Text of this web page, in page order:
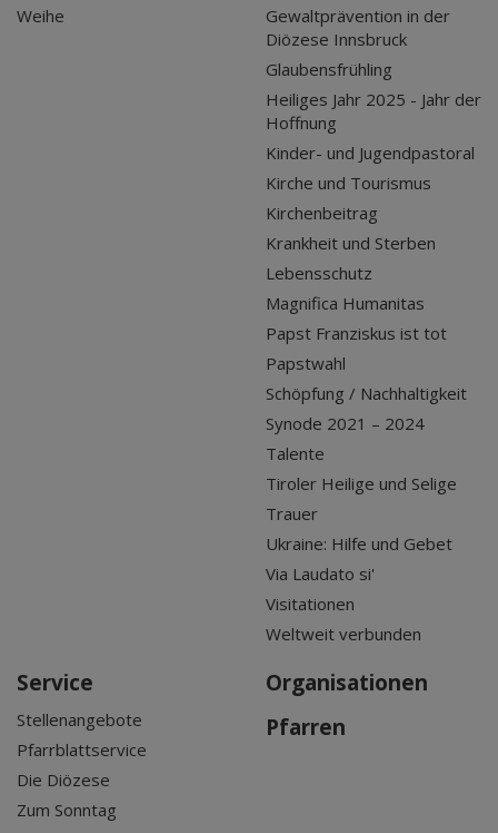
Weihe
Gewaltprävention in der
Diözese Innsbruck
Glaubensfrühling
Heiliges Jahr 2025 - Jahr der
Hoffnung
Kinder- und Jugendpastoral
Kirche und Tourismus
Kirchenbeitrag
Krankheit und Sterben
Lebensschutz
Magnifica Humanitas
Papst Franziskus ist tot
Papstwahl
Schöpfung / Nachhaltigkeit
Synode 2021 – 2024
Talente
Tiroler Heilige und Selige
Trauer
Ukraine: Hilfe und Gebet
Via Laudato si'
Visitationen
Weltweit verbunden
Service
Stellenangebote
Pfarrblattservice
Die Diözese
Zum Sonntag
Organisationen
Pfarren